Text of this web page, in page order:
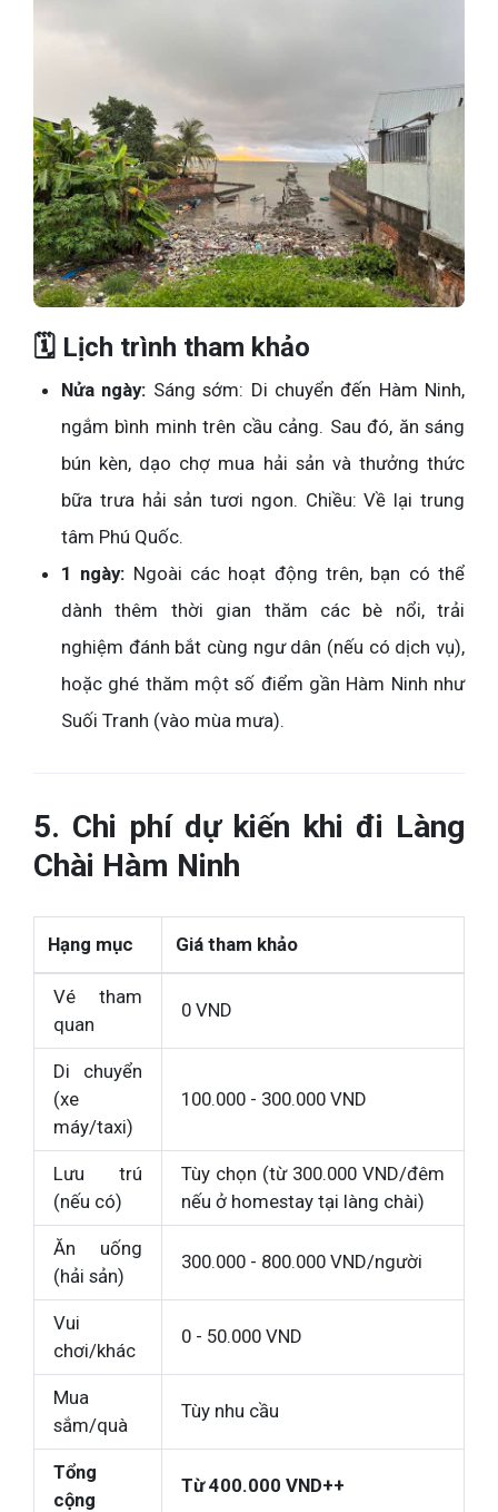
🗓️ Lịch trình tham khảo
Nửa ngày: Sáng sớm: Di chuyển đến Hàm Ninh,
ngắm bình minh trên cầu cảng. Sau đó, ăn sáng
bún kèn, dạo chợ mua hải sản và thưởng thức
bữa trưa hải sản tươi ngon. Chiều: Về lại trung
tâm Phú Quốc.
1 ngày: Ngoài các hoạt động trên, bạn có thể
dành thêm thời gian thăm các bè nổi, trải
nghiệm đánh bắt cùng ngư dân (nếu có dịch vụ),
hoặc ghé thăm một số điểm gần Hàm Ninh như
Suối Tranh (vào mùa mưa).
5. Chi phí dự kiến khi đi Làng
Chài Hàm Ninh
Hạng mục Giá tham khảo
Vé tham
quan
0 VND
Di chuyển
(xe
máy/taxi)
100.000 - 300.000 VND
Lưu trú
(nếu có)
Tùy chọn (từ 300.000 VND/đêm
nếu ở homestay tại làng chài)
Ăn uống
(hải sản)
300.000 - 800.000 VND/người
Vui
chơi/khác
0 - 50.000 VND
Mua
sắm/quà
Tùy nhu cầu
Tổng
cộng
Từ 400.000 VND++